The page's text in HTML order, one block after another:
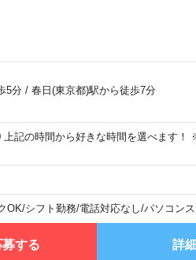
5分/ 春日(東京都)駅から徒歩7分
上記の時間から好きな時間を選べます！
OK/シフト勤務/電話対応なし/パソコン
募する 詳